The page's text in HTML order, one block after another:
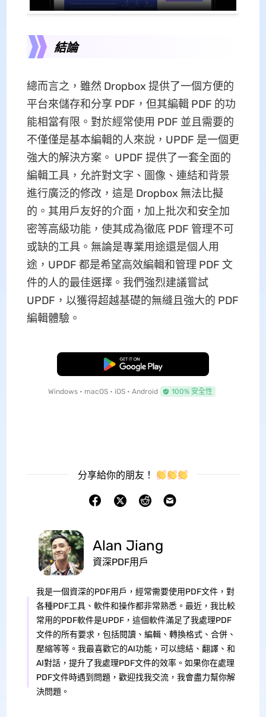
結論
總而言之，雖然 Dropbox 提供了一個方便的
平台來儲存和分享 PDF，但其編輯 PDF 的功
能相當有限。對於經常使用 PDF 並且需要的
不僅僅是基本編輯的人來說，UPDF 是一個更
強大的解決方案。 UPDF 提供了一套全面的
編輯工具，允許對文字、圖像、連結和背景
進行廣泛的修改，這是 Dropbox 無法比擬
的。其用戶友好的介面，加上批次和安全加
密等高級功能，使其成為徹底 PDF 管理不可
或缺的工具。無論是專業用途還是個人用
途，UPDF 都是希望高效編輯和管理 PDF 文
件的人的最佳選擇。我們強烈建議嘗試
UPDF，以獲得超越基礎的無縫且強大的 PDF
編輯體驗。
免費下載
Windows • macOS • iOS • Android 100% 安全性
分享給你的朋友！
Alan Jiang
資深PDF用戶
我是一個資深的PDF用戶，經常需要使用PDF文件，對
各種PDF工具、軟件和操作都非常熟悉。最近，我比較
常用的PDF軟件是UPDF，這個軟件滿足了我處理PDF
文件的所有要求，包括閱讀、編輯、轉換格式、合併、
壓縮等等。我最喜歡它的AI功能，可以總結、翻譯、和
AI對話，提升了我處理PDF文件的效率。如果你在處理
PDF文件時遇到問題，歡迎找我交流，我會盡力幫你解
決問題。